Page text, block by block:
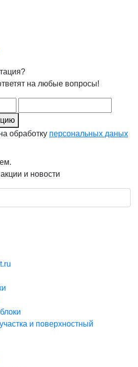
на любые вопросы!
обработку персональных даных
и новости
и поверхностный